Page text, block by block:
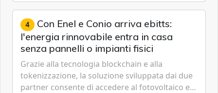
artificiale dell'azienda di Mark Zuckerberg.
4 Con Enel e Conio arriva ebitts:
l'energia rinnovabile entra in casa
senza pannelli o impianti fisici
Grazie alla tecnologia blockchain e alla
tokenizzazione, la soluzione sviluppata dai due
partner consente di accedere al fotovoltaico e